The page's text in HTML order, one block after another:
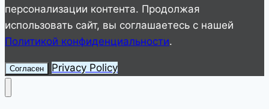
персонализации контента. Продолжая
использовать сайт, вы соглашаетесь с нашей
Политикой конфиденциальности.
Согласен Privacy Policy